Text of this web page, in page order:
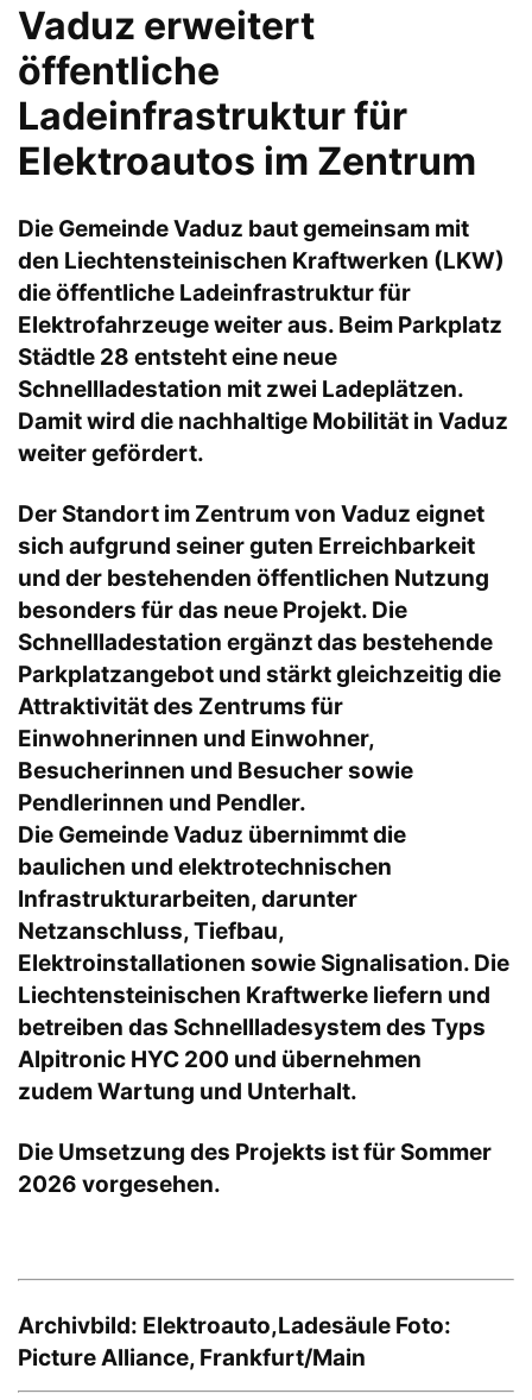
Vaduz erweitert
öffentliche
Ladeinfrastruktur für
Elektroautos im Zentrum
Die Gemeinde Vaduz baut gemeinsam mit
den Liechtensteinischen Kraftwerken (LKW)
die öffentliche Ladeinfrastruktur für
Elektrofahrzeuge weiter aus. Beim Parkplatz
Städtle 28 entsteht eine neue
Schnellladestation mit zwei Ladeplätzen.
Damit wird die nachhaltige Mobilität in Vaduz
weiter gefördert.
Der Standort im Zentrum von Vaduz eignet
sich aufgrund seiner guten Erreichbarkeit
und der bestehenden öffentlichen Nutzung
besonders für das neue Projekt. Die
Schnellladestation ergänzt das bestehende
Parkplatzangebot und stärkt gleichzeitig die
Attraktivität des Zentrums für
Einwohnerinnen und Einwohner,
Besucherinnen und Besucher sowie
Pendlerinnen und Pendler.
Die Gemeinde Vaduz übernimmt die
baulichen und elektrotechnischen
Infrastrukturarbeiten, darunter
Netzanschluss, Tiefbau,
Elektroinstallationen sowie Signalisation. Die
Liechtensteinischen Kraftwerke liefern und
betreiben das Schnellladesystem des Typs
Alpitronic HYC 200 und übernehmen
zudem Wartung und Unterhalt.
Die Umsetzung des Projekts ist für Sommer
2026 vorgesehen.
Archivbild: Elektroauto,Ladesäule Foto:
Picture Alliance, Frankfurt/Main